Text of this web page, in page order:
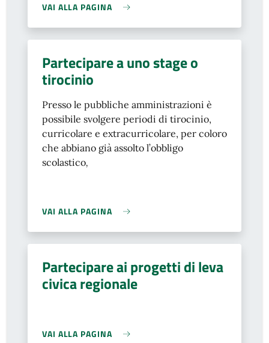
VAI ALLA PAGINA
Partecipare a uno stage o
tirocinio
Presso le pubbliche amministrazioni è
possibile svolgere periodi di tirocinio,
curricolare e extracurricolare, per coloro
che abbiano già assolto l’obbligo
scolastico,
VAI ALLA PAGINA
Partecipare ai progetti di leva
civica regionale
VAI ALLA PAGINA